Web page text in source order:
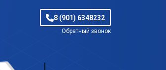
8 (901) 6348232
Обратный звонок